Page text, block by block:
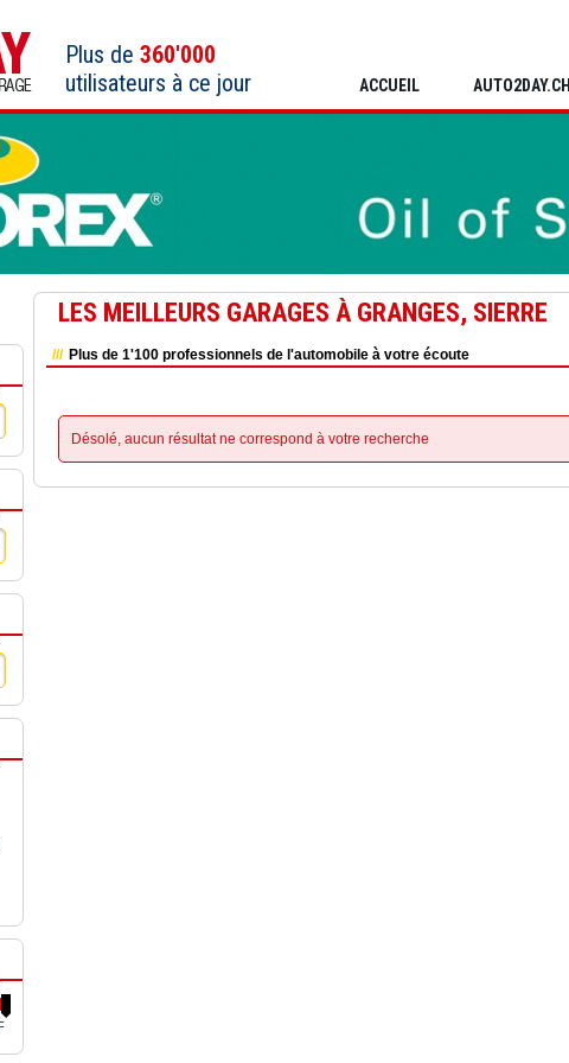
Plus de 360'000
utilisateurs à ce jour
ACCUEIL AUTO2DAY.CH
LES MEILLEURS GARAGES À GRANGES, SIERRE
Plus de 1'100 professionnels de l'automobile à votre écoute
Désolé, aucun résultat ne correspond à votre recherche